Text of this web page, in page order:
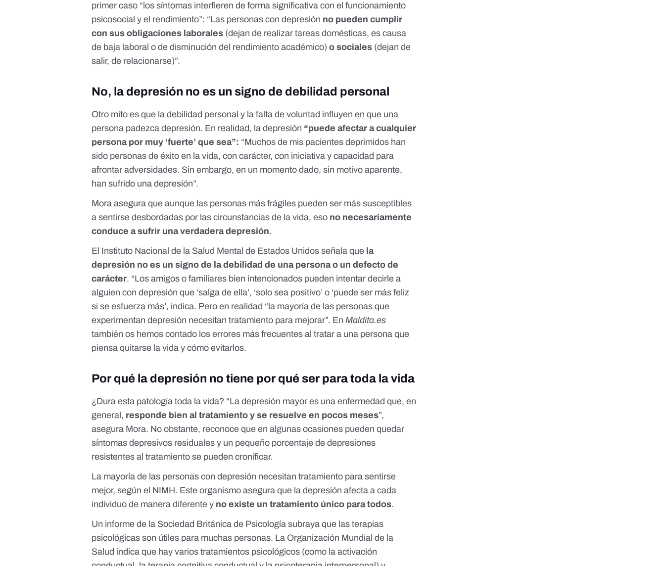
primer caso “los síntomas interfieren de forma significativa con el funcionamiento
psicosocial y el rendimiento”: “Las personas con depresión no pueden cumplir
con sus obligaciones laborales (dejan de realizar tareas domésticas, es causa
de baja laboral o de disminución del rendimiento académico) o sociales (dejan de
salir, de relacionarse)”.
No, la depresión no es un signo de debilidad personal
Otro mito es que la debilidad personal y la falta de voluntad influyen en que una
persona padezca depresión. En realidad, la depresión “puede afectar a cualquier
persona por muy ‘fuerte’ que sea”: “Muchos de mis pacientes deprimidos han
sido personas de éxito en la vida, con carácter, con iniciativa y capacidad para
afrontar adversidades. Sin embargo, en un momento dado, sin motivo aparente,
han sufrido una depresión”.
Mora asegura que aunque las personas más frágiles pueden ser más susceptibles
a sentirse desbordadas por las circunstancias de la vida, eso no necesariamente
conduce a sufrir una verdadera depresión.
El Instituto Nacional de la Salud Mental de Estados Unidos señala que la
depresión no es un signo de la debilidad de una persona o un defecto de
carácter. “Los amigos o familiares bien intencionados pueden intentar decirle a
alguien con depresión que ‘salga de ella’, ‘solo sea positivo’ o ‘puede ser más feliz
si se esfuerza más’, indica. Pero en realidad “la mayoría de las personas que
experimentan depresión necesitan tratamiento para mejorar”. EnMaldita.es
también os hemos contado los errores más frecuentes al tratar a una persona que
piensa quitarse la vida y cómo evitarlos.
Por qué la depresión no tiene por qué ser para toda la vida
¿Dura esta patología toda la vida? “La depresión mayor es una enfermedad que, en
general, responde bien al tratamiento y se resuelve en pocos meses”,
asegura Mora. No obstante, reconoce que en algunas ocasiones pueden quedar
síntomas depresivos residuales y un pequeño porcentaje de depresiones
resistentes al tratamiento se pueden cronificar.
La mayoría de las personas con depresión necesitan tratamiento para sentirse
mejor, según el NIMH. Este organismo asegura que la depresión afecta a cada
individuo de manera diferente y no existe un tratamiento único para todos.
Un informe de la Sociedad Británica de Psicología subraya que las terapias
psicológicas son útiles para muchas personas. La Organización Mundial de la
Salud indica que hay varios tratamientos psicológicos (como la activación